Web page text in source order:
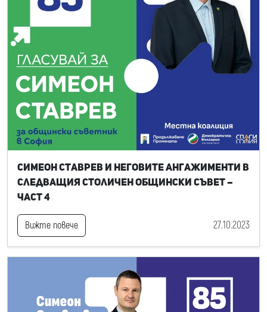
Симеон Ставрев и неговите ангажименти в
следващия Столичен общински съвет –
част 4
Вижте повече 27.10.2023